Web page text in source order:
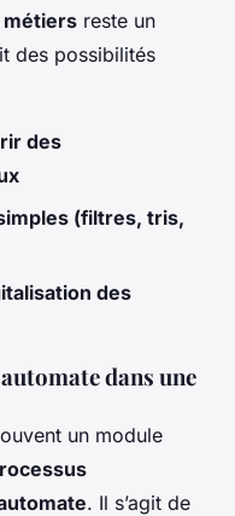
métiers reste un
des possibilités
des
(filtres, tris,
des
dans une
un module
. Il s’agit de